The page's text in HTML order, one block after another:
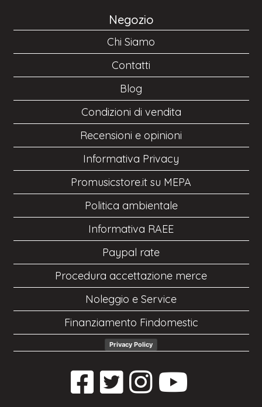
Negozio
Chi Siamo
Contatti
Blog
Condizioni di vendita
Recensioni e opinioni
Informativa Privacy
Promusicstore.it su MEPA
Politica ambientale
Informativa RAEE
Paypal rate
Procedura accettazione merce
Noleggio e Service
Finanziamento Findomestic
Privacy Policy